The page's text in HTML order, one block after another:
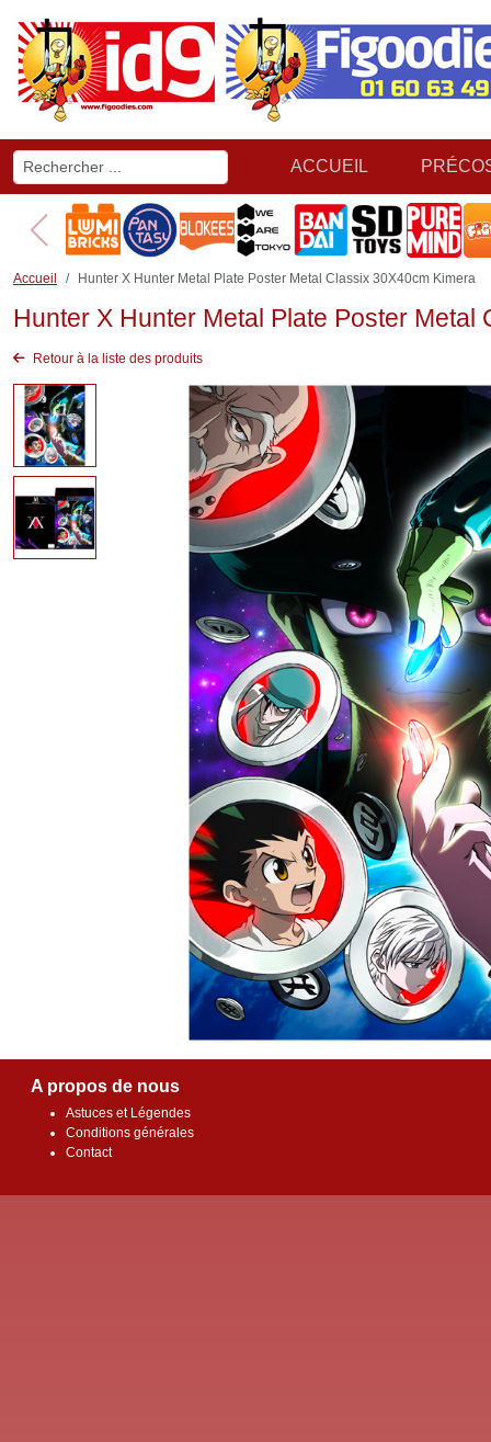
ACCUEIL
Accueil Hunter X Hunter Metal Plate Poster Metal Classix 30X40cm Kimera
Hunter X Hunter Metal Plate Poster Metal
Retour à la liste des produits
A propos de nous
Astuces et Légendes
Conditions générales
Contact